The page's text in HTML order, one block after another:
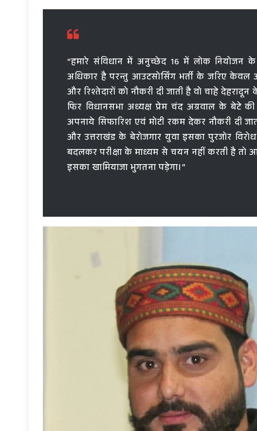
“हमारे संविधान में अनुच्छेद 16 में लोक नियोजन
अधिकार है परन्तु आउटसोर्सिंग भर्ती के जरिए
और रिश्तेदारों को नौकरी दी जाती है वो चाहे देहरादून
फिर विधानसभा अध्यक्ष प्रेम चंद अग्रवाल के बेटे की
अपनाये सिफारिश एवं मोटी रकम देकर नौकरी दी
और उत्तराखंड के बेरोजगार युवा इसका पुरजोर
बदलकर परीक्षा के माध्यम से चयन नहीं करती है तो
इसका खामियाजा भुगतना पड़ेगा।”